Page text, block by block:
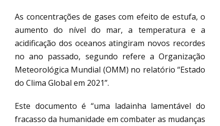
As concentrações de gases com efeito de estufa, o
aumento do nível do mar, a temperatura e a
acidificação dos oceanos atingiram novos recordes
no ano passado, segundo refere a Organização
Meteorológica Mundial (OMM) no relatório “Estado
do Clima Global em 2021”.
Este documento é “uma ladainha lamentável do
fracasso da humanidade em combater as mudanças